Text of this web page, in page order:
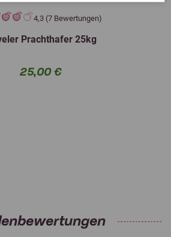
4,3 (7 Bewertungen)
Prachthafer 25kg
25,00 €